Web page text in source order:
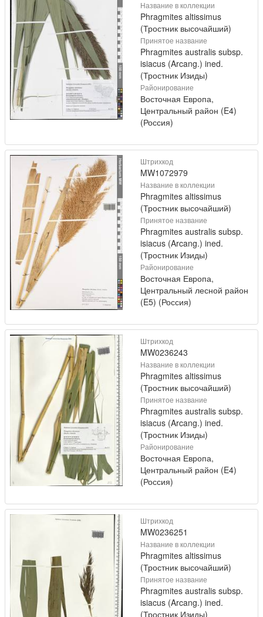
Название в коллекции
Phragmites altissimus
(Тростник высочайший)
Принятое название
Phragmites australis subsp.
isiacus (Arcang.) ined.
(Тростник Изиды)
Районирование
Восточная Европа,
Центральный район (E4)
(Россия)
Штрихкод
MW1072979
Название в коллекции
Phragmites altissimus
(Тростник высочайший)
Принятое название
Phragmites australis subsp.
isiacus (Arcang.) ined.
(Тростник Изиды)
Районирование
Восточная Европа,
Центральный лесной район
(E5) (Россия)
Штрихкод
MW0236243
Название в коллекции
Phragmites altissimus
(Тростник высочайший)
Принятое название
Phragmites australis subsp.
isiacus (Arcang.) ined.
(Тростник Изиды)
Районирование
Восточная Европа,
Центральный район (E4)
(Россия)
Штрихкод
MW0236251
Название в коллекции
Phragmites altissimus
(Тростник высочайший)
Принятое название
Phragmites australis subsp.
isiacus (Arcang.) ined.
(Тростник Изиды)